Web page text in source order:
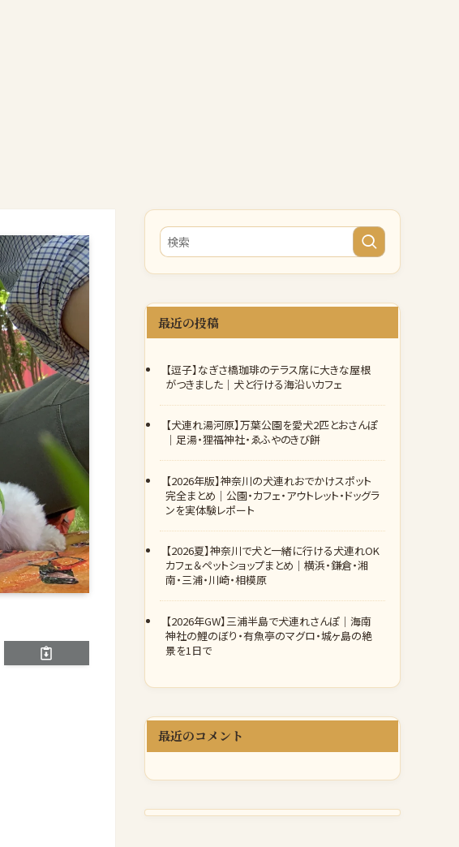
最近の投稿
【逗子】なぎさ橋珈琲のテラス席に大きな屋根
がつきました｜犬と行ける海沿いカフェ
【犬連れ湯河原】万葉公園を愛犬2匹とおさんぽ
｜足湯・狸福神社・ゑふやのきび餅
【2026年版】神奈川の犬連れおでかけスポット
完全まとめ｜公園・カフェ・アウトレット・ドッグラ
ンを実体験レポート
【2026夏】神奈川で犬と一緒に行ける犬連れOK
カフェ＆ペットショップまとめ｜横浜・鎌倉・湘
南・三浦・川崎・相模原
【2026年GW】三浦半島で犬連れさんぽ｜海南
神社の鯉のぼり・有魚亭のマグロ・城ヶ島の絶
景を1日で
最近のコメント